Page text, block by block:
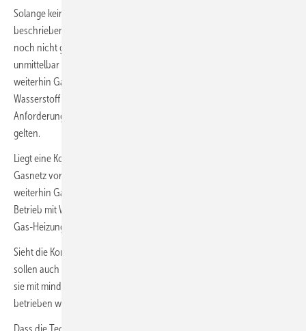
Solange keine Kommunale Wärmeplanung vorliegt, sollen wie oben
beschrieben beim Heizungstausch die Regelungen des (neuen) GEG
noch nicht gelten. In Neubaugebieten sollen die GEG-Regeln
unmittelbar ab dem 1. Januar 2024 gelten. Bei Neubauten dürfen dann
weiterhin Gas-Heizungen eingebaut werden, wenn diese auf
Wasserstoff umrüstbar sind (100-%-H2-ready-Gas-Heizungen). Diese
Anforderung soll auch für Neubauten außerhalb von Neubaugebieten
gelten.
Liegt eine Kommunale Wärmeplanung vor und sieht ein klimaneutrales
Gasnetz vor, können – neben allen anderen Erfüllungsoptionen –
weiterhin Gas-Heizungen eingebaut werden, wenn diese auf den
Betrieb mit Wasserstoff umgerüstet werden können (100-%-H2-ready-
Gas-Heizungen).
Sieht die Kommunale Wärmeplanung kein klimaneutrales Gasnetz vor,
sollen auch weiterhin Gas-Heizungen eingebaut werden dürfen, wenn
sie mit mindestens 65 % Biomethan oder anderen grünen Gasen
betrieben werden (Massenbilanzverfahren).